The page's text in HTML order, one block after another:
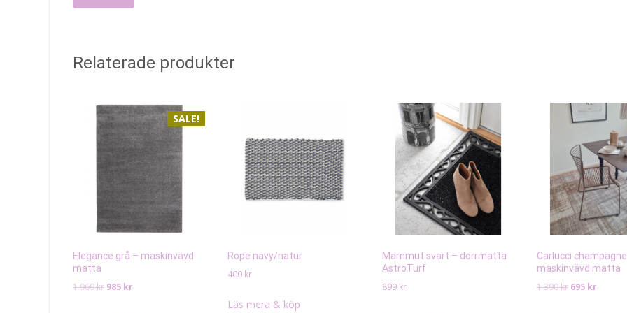
Relaterade produkter
SALE!
Elegance grå – maskinvävd
matta
1 969kr Det
985 kr
Rope navy/natur
400 kr
Läs mera & köp
Mammut svart – dörrmatta
AstroTurf
899 kr
Carlucci
maskinvävd matta
1 390kr Det
695 kr